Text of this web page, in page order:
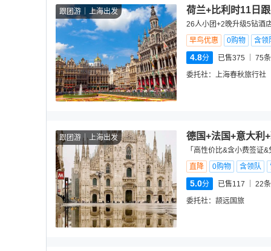
跟团游 上海出发 荷兰+比利时11日
26人小团+2晚升级5钻酒
早鸟优惠
0购物 含领
4.8分 已售375 75
委托社： 上海春秋旅行社
跟团游 上海出发 德国+法国+意大利
「高性价比&含小费签证
直降
0购物 含领队
5.0分 已售117 22
委托社： 颉远国旅